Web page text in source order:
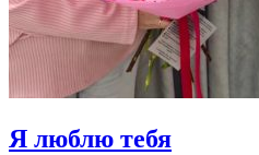
Я люблю тебя